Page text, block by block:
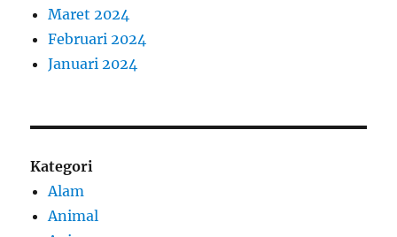
Maret 2024
Februari 2024
Januari 2024
Kategori
Alam
Animal